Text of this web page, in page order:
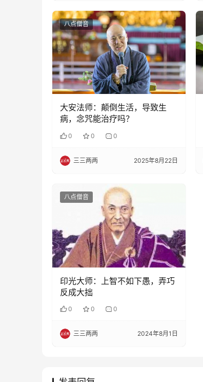
八点僧音
大安法师：颠倒生活，导致生
病，念咒能治疗吗？
0 0 0
三三两两 2025年8月22日
八点僧音
印光大师：上智不如下愚，弄巧
反成大拙
0 0 0
三三两两 2024年8月1日